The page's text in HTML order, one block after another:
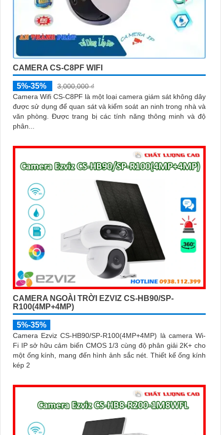
CAMERA CS-C8PF WIFI
5%-35%
3,000,000 ₫
Camera Wifi CS-C8PF là một loại camera giám sát không dây
được sử dụng để quan sát và kiểm soát an ninh trong nhà và
văn phòng. Được trang bị các tính năng thông minh và độ
phân...
CAMERA NGOÀI TRỜI EZVIZ CS-HB90/SP-
R100(4MP+4MP)
5%-35%
Camera Ezviz CS-HB90/SP-R100(4MP+4MP) là camera Wi-
Fi IP sở hữu cảm biến CMOS 1/3 cùng độ phân giải 2K+ cho
một ống kính, mang đến hình ảnh sắc nét. Thiết kế ống kính
kép 2